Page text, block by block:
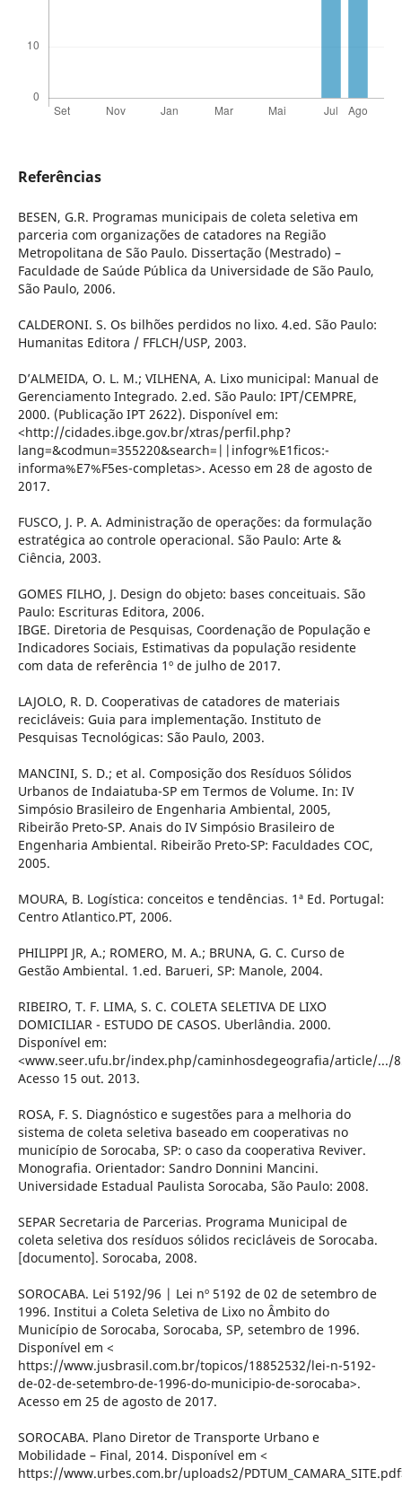
Referências
BESEN, G.R. Programas municipais de coleta seletiva em
parceria com organizações de catadores na Região
Metropolitana de São Paulo. Dissertação (Mestrado) –
Faculdade de Saúde Pública da Universidade de São Paulo,
São Paulo, 2006.
CALDERONI. S. Os bilhões perdidos no lixo. 4.ed. São Paulo:
Humanitas Editora / FFLCH/USP, 2003.
D’ALMEIDA, O. L. M.; VILHENA, A. Lixo municipal: Manual de
Gerenciamento Integrado. 2.ed. São Paulo: IPT/CEMPRE,
2000. (Publicação IPT 2622). Disponível em:
<http://cidades.ibge.gov.br/xtras/perfil.php?
lang=&codmun=355220&search=||infogr%E1ficos:-
informa%E7%F5es-completas>. Acesso em 28 de agosto de
2017.
FUSCO, J. P. A. Administração de operações: da formulação
estratégica ao controle operacional. São Paulo: Arte &
Ciência, 2003.
GOMES FILHO, J. Design do objeto: bases conceituais. São
Paulo: Escrituras Editora, 2006.
IBGE. Diretoria de Pesquisas, Coordenação de População e
Indicadores Sociais, Estimativas da população residente
com data de referência 1º de julho de 2017.
LAJOLO, R. D. Cooperativas de catadores de materiais
recicláveis: Guia para implementação. Instituto de
Pesquisas Tecnológicas: São Paulo, 2003.
MANCINI, S. D.; et al. Composição dos Resíduos Sólidos
Urbanos de Indaiatuba-SP em Termos de Volume. In: IV
Simpósio Brasileiro de Engenharia Ambiental, 2005,
Ribeirão Preto-SP. Anais do IV Simpósio Brasileiro de
Engenharia Ambiental. Ribeirão Preto-SP: Faculdades COC,
2005.
MOURA, B. Logística: conceitos e tendências. 1ª Ed. Portugal:
Centro Atlantico.PT, 2006.
PHILIPPI JR, A.; ROMERO, M. A.; BRUNA, G. C. Curso de
Gestão Ambiental. 1.ed. Barueri, SP: Manole, 2004.
RIBEIRO, T. F. LIMA, S. C. COLETA SELETIVA DE LIXO
DOMICILIAR - ESTUDO DE CASOS. Uberlândia. 2000.
Disponível em:
<www.seer.ufu.br/index.php/caminhosdegeografia/article/.../
Acesso 15 out. 2013.
ROSA, F. S. Diagnóstico e sugestões para a melhoria do
sistema de coleta seletiva baseado em cooperativas no
município de Sorocaba, SP: o caso da cooperativa Reviver.
Monografia. Orientador: Sandro Donnini Mancini.
Universidade Estadual Paulista Sorocaba, São Paulo: 2008.
SEPAR Secretaria de Parcerias. Programa Municipal de
coleta seletiva dos resíduos sólidos recicláveis de Sorocaba.
[documento]. Sorocaba, 2008.
SOROCABA. Lei 5192/96 | Lei nº 5192 de 02 de setembro de
1996. Institui a Coleta Seletiva de Lixo no Âmbito do
Município de Sorocaba, Sorocaba, SP, setembro de 1996.
Disponível em <
https://www.jusbrasil.com.br/topicos/18852532/lei-n-5192-
de-02-de-setembro-de-1996-do-municipio-de-sorocaba>.
Acesso em 25 de agosto de 2017.
SOROCABA. Plano Diretor de Transporte Urbano e
Mobilidade – Final, 2014. Disponível em <
https://www.urbes.com.br/uploads2/